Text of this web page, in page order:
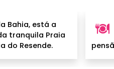
Bahia, está a
tranquila Praia
do Resende.